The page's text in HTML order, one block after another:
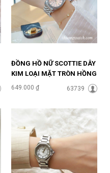
ĐỒNG HỒ NỮ SCOTTIE DÂY
KIM LOẠI MẶT TRÒN HỒNG
PASTEL ĐHĐ48301
649.000 ₫ 63739